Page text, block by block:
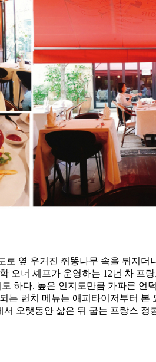
옆 우거진 쥐똥나무 속을 뒤지
오너 셰프가 운영하는 12년 차 프
하다. 높은 인지도만큼 가파른
런치 메뉴는 애피타이저부터
오랫동안 삶은 뒤 굽는 프랑스